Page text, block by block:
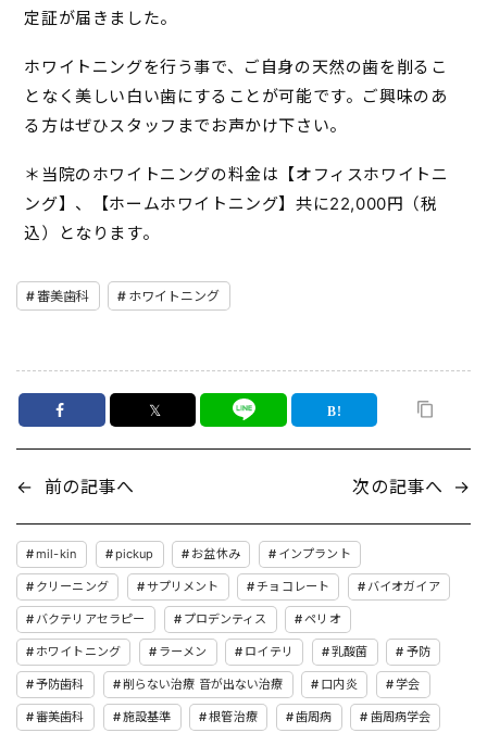
定証が届きました。
ホワイトニングを行う事で、ご自身の天然の歯を削るこ
となく美しい白い歯にすることが可能です。ご興味のあ
る方はぜひスタッフまでお声かけ下さい。
＊当院のホワイトニングの料金は【オフィスホワイトニ
ング】、【ホームホワイトニング】共に22,000円（税
込）となります。
審美歯科 ホワイトニング
𝕏
← 前の記事へ 次の記事へ →
mil-kin pickup お盆休み インプラント
クリーニング サプリメント チョコレート バイオガイア
バクテリアセラピー プロデンティス ペリオ
ホワイトニング ラーメン ロイテリ 乳酸菌 予防
予防歯科 削らない治療 音が出ない治療 口内炎 学会
審美歯科 施設基準 根管治療 歯周病 歯周病学会